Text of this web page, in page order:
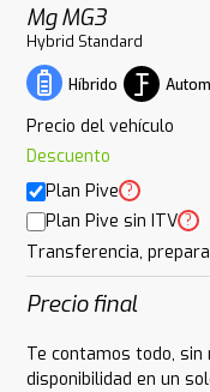
Mg MG3
Hybrid Standard
Híbrido
Precio del vehículo
Descuento
Plan Pive ?
Plan Pive sin ITV ?
Transferencia,
Precio final
Te contamos todo, sin
disponibilidad en un